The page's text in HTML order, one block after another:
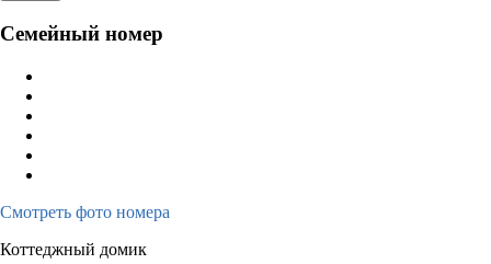
Семейный номер
Смотреть фото номера
Коттеджный домик